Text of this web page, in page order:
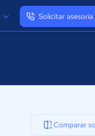
Solicitar
Comparar